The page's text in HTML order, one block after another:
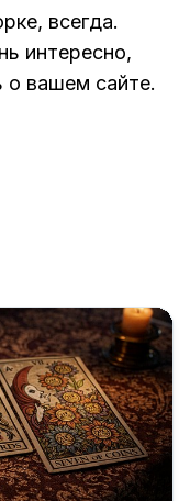
всегда.
интересно,
вашем сайте.